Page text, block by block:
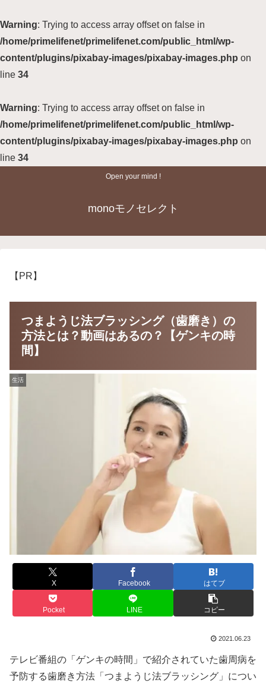
Warning: Trying to access array offset on false in
/home/primelifenet/primelifenet.com/public_html/wp-
content/plugins/pixabay-images/pixabay-images.php on
line 34
Warning: Trying to access array offset on false in
/home/primelifenet/primelifenet.com/public_html/wp-
content/plugins/pixabay-images/pixabay-images.php on
line 34
Open your mind !
monoモノセレクト
【PR】
つまようじ法ブラッシング（歯磨き）の
方法とは？動画はあるの？【ゲンキの時
間】
生活
X Facebook はてブ
Pocket LINE コピー
2021.06.23
テレビ番組の「ゲンキの時間」で紹介されていた歯周病を
予防する歯磨き方法「つまようじ法ブラッシング」につい